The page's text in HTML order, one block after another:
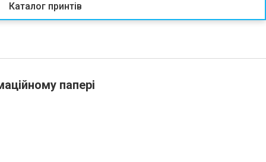
Каталог принтів
папері